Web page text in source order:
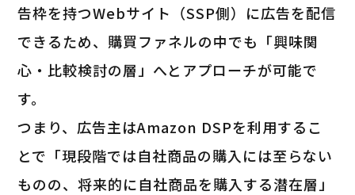
告枠を持つWebサイト（SSP側）に広告を配信
できるため、購買ファネルの中でも「興味関
心・比較検討の層」へとアプローチが可能で
す。
つまり、広告主はAmazon DSPを利用するこ
とで「現段階では自社商品の購入には至らない
ものの、将来的に自社商品を購入する潜在層」